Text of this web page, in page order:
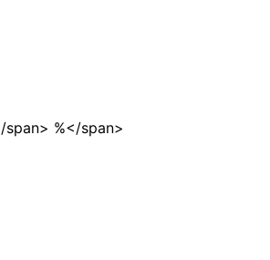
%</span>